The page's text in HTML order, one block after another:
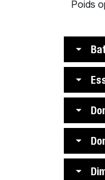
Poids